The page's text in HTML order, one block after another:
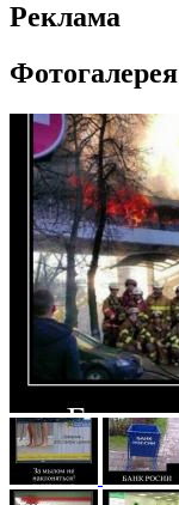
Реклама
Фотогалерея